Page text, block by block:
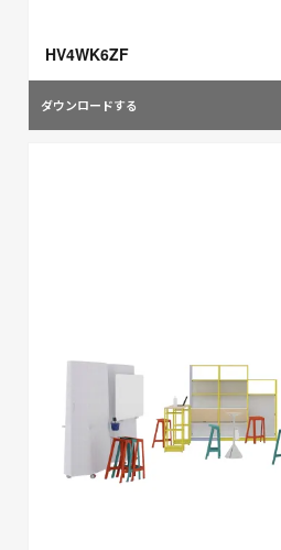
HV4WK6ZF
ダウンロードする